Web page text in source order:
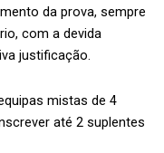
da prova, sempre
com a devida
justificação.
mistas de 4
até 2 suplentes